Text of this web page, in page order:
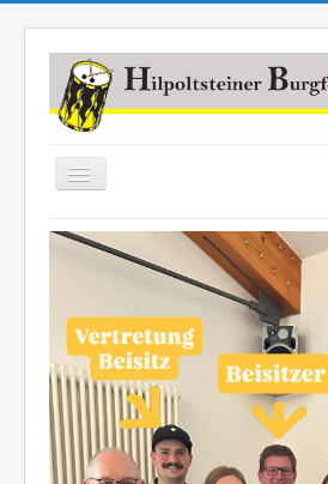
Navigation
Home
Mitmachen
News
Links